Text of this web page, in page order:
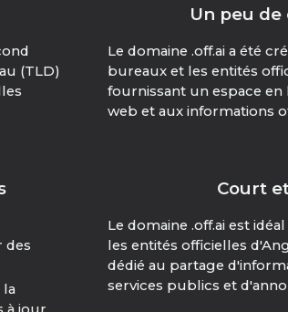
(TLD)
Un peu
Le domaine .off.ai a été
bureaux et les entités
fournissant un espace en
web et aux informations
des
la
Court
Le domaine .off.ai est
les entités officielles
dédié au partage
services publics et